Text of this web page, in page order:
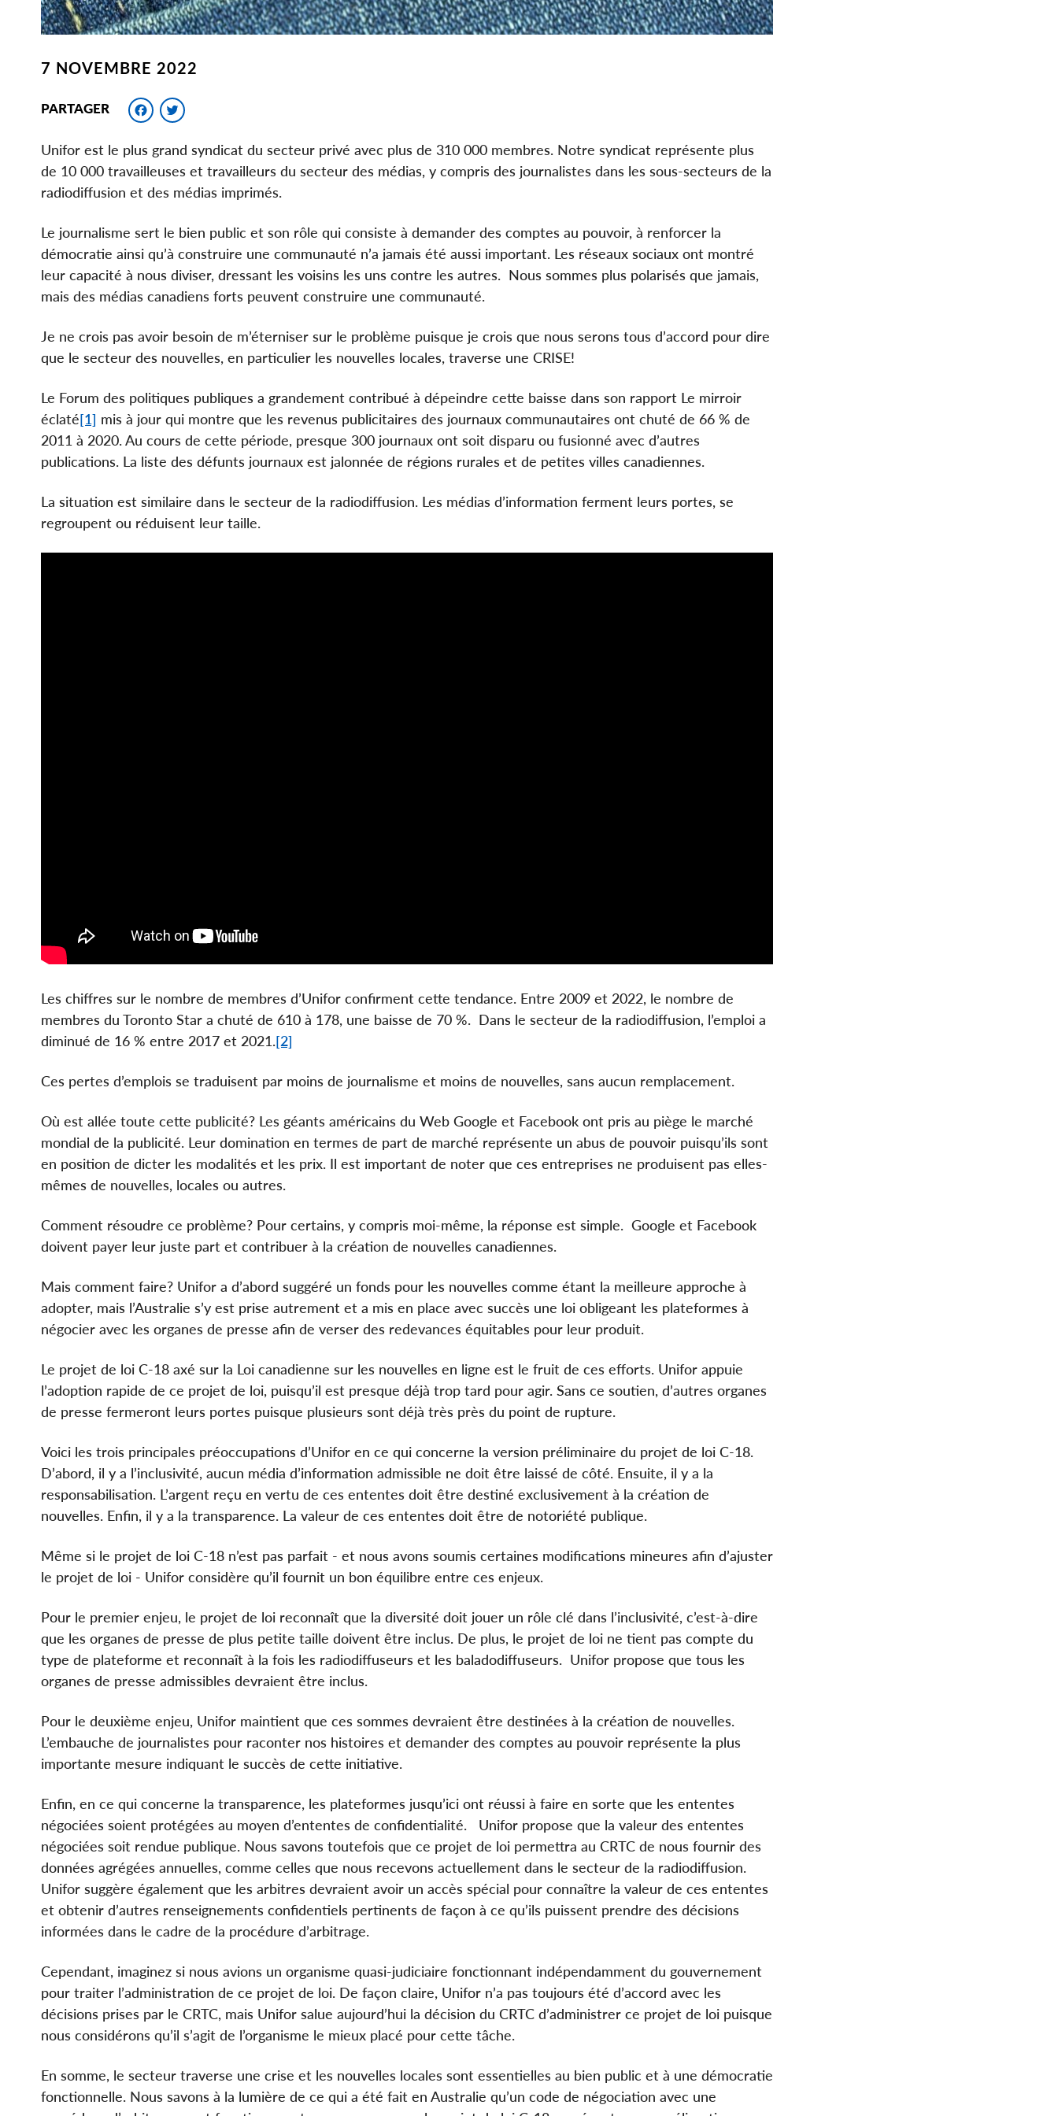
7 NOVEMBRE 2022
PARTAGER Facebook
Unifor est le plus grand syndicat du secteur privé avec plus de 310 000 membres. Notre syndicat représente plus
de 10 000 travailleuses et travailleurs du secteur des médias, y compris des journalistes dans les sous-secteurs de la
radiodiffusion et des médias imprimés.
Le journalisme sert le bien public et son rôle qui consiste à demander des comptes au pouvoir, à renforcer la
démocratie ainsi qu’à construire une communauté n’a jamais été aussi important. Les réseaux sociaux ont montré
leur capacité à nous diviser, dressant les voisins les uns contre les autres. Nous sommes plus polarisés que jamais,
mais des médias canadiens forts peuvent construire une communauté.
Je ne crois pas avoir besoin de m’éterniser sur le problème puisque je crois que nous serons tous d’accord pour dire
que le secteur des nouvelles, en particulier les nouvelles locales, traverse une CRISE!
Le Forum des politiques publiques a grandement contribué à dépeindre cette baisse dans son rapport Le mirroir
éclaté[1] mis à jour qui montre que les revenus publicitaires des journaux communautaires ont chuté de 66 % de
2011 à 2020. Au cours de cette période, presque 300 journaux ont soit disparu ou fusionné avec d’autres
publications. La liste des défunts journaux est jalonnée de régions rurales et de petites villes canadiennes.
La situation est similaire dans le secteur de la radiodiffusion. Les médias d’information ferment leurs portes, se
regroupent ou réduisent leur taille.
Les chiffres sur le nombre de membres d’Unifor confirment cette tendance. Entre 2009 et 2022, le nombre de
membres du Toronto Star a chuté de 610 à 178, une baisse de 70 %. Dans le secteur de la radiodiffusion, l’emploi a
diminué de 16 % entre 2017 et 2021.[2]
Ces pertes d’emplois se traduisent par moins de journalisme et moins de nouvelles, sans aucun remplacement.
Où est allée toute cette publicité? Les géants américains du Web Google et Facebook ont pris au piège le marché
mondial de la publicité. Leur domination en termes de part de marché représente un abus de pouvoir puisqu’ils sont
en position de dicter les modalités et les prix. Il est important de noter que ces entreprises ne produisent pas elles-
mêmes de nouvelles, locales ou autres.
Comment résoudre ce problème? Pour certains, y compris moi-même, la réponse est simple. Google et Facebook
doivent payer leur juste part et contribuer à la création de nouvelles canadiennes.
Mais comment faire? Unifor a d’abord suggéré un fonds pour les nouvelles comme étant la meilleure approche à
adopter, mais l’Australie s’y est prise autrement et a mis en place avec succès une loi obligeant les plateformes à
négocier avec les organes de presse afin de verser des redevances équitables pour leur produit.
Le projet de loi C-18 axé sur la Loi canadienne sur les nouvelles en ligne est le fruit de ces efforts. Unifor appuie
l’adoption rapide de ce projet de loi, puisqu’il est presque déjà trop tard pour agir. Sans ce soutien, d’autres organes
de presse fermeront leurs portes puisque plusieurs sont déjà très près du point de rupture.
Voici les trois principales préoccupations d’Unifor en ce qui concerne la version préliminaire du projet de loi C-18.
D’abord, il y a l’inclusivité, aucun média d’information admissible ne doit être laissé de côté. Ensuite, il y a la
responsabilisation. L’argent reçu en vertu de ces ententes doit être destiné exclusivement à la création de
nouvelles. Enfin, il y a la transparence. La valeur de ces ententes doit être de notoriété publique.
Même si le projet de loi C-18 n’est pas parfait - et nous avons soumis certaines modifications mineures afin d’ajuster
le projet de loi - Unifor considère qu’il fournit un bon équilibre entre ces enjeux.
Pour le premier enjeu, le projet de loi reconnaît que la diversité doit jouer un rôle clé dans l’inclusivité, c’est-à-dire
que les organes de presse de plus petite taille doivent être inclus. De plus, le projet de loi ne tient pas compte du
type de plateforme et reconnaît à la fois les radiodiffuseurs et les baladodiffuseurs. Unifor propose que tous les
organes de presse admissibles devraient être inclus.
Pour le deuxième enjeu, Unifor maintient que ces sommes devraient être destinées à la création de nouvelles.
L’embauche de journalistes pour raconter nos histoires et demander des comptes au pouvoir représente la plus
importante mesure indiquant le succès de cette initiative.
Enfin, en ce qui concerne la transparence, les plateformes jusqu’ici ont réussi à faire en sorte que les ententes
négociées soient protégées au moyen d’ententes de confidentialité. Unifor propose que la valeur des ententes
négociées soit rendue publique. Nous savons toutefois que ce projet de loi permettra au CRTC de nous fournir des
données agrégées annuelles, comme celles que nous recevons actuellement dans le secteur de la radiodiffusion.
Unifor suggère également que les arbitres devraient avoir un accès spécial pour connaître la valeur de ces ententes
et obtenir d’autres renseignements confidentiels pertinents de façon à ce qu’ils puissent prendre des décisions
informées dans le cadre de la procédure d’arbitrage.
Cependant, imaginez si nous avions un organisme quasi-judiciaire fonctionnant indépendamment du gouvernement
pour traiter l’administration de ce projet de loi. De façon claire, Unifor n’a pas toujours été d’accord avec les
décisions prises par le CRTC, mais Unifor salue aujourd’hui la décision du CRTC d’administrer ce projet de loi puisque
nous considérons qu’il s’agit de l’organisme le mieux placé pour cette tâche.
En somme, le secteur traverse une crise et les nouvelles locales sont essentielles au bien public et à une démocratie
fonctionnelle. Nous savons à la lumière de ce qui a été fait en Australie qu’un code de négociation avec une